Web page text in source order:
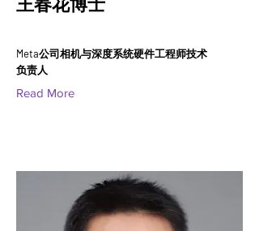
Meta公司相机与深度系统硬件工程师技术
负责人
Read More